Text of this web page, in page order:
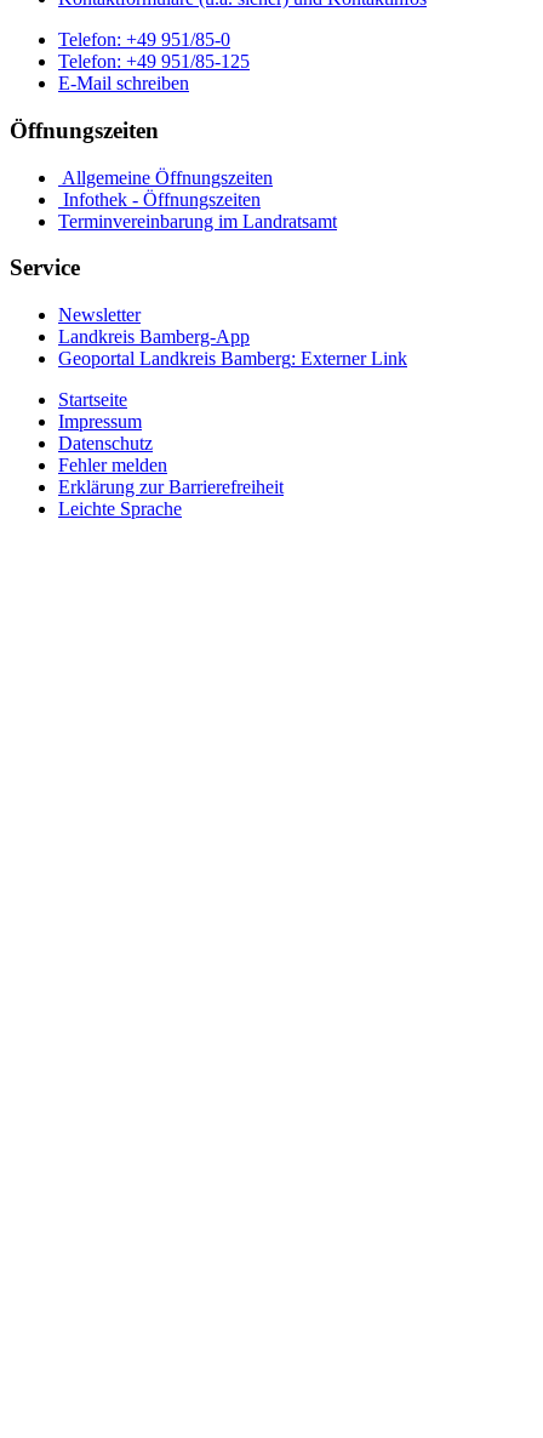
Telefon: +49 951/85-0
Telefon: +49 951/85-125
E-Mail schreiben
Öffnungszeiten
Allgemeine Öffnungszeiten
Infothek - Öffnungszeiten
Terminvereinbarung im Landratsamt
Service
Newsletter
Landkreis Bamberg-App
Geoportal Landkreis Bamberg: Externer Link
Startseite
Impressum
Datenschutz
Fehler melden
Erklärung zur Barrierefreiheit
Leichte Sprache